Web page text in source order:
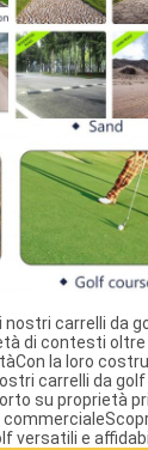
nostri carrelli da
di contesti oltre
la loro
carrelli da
su proprietà
versatili e